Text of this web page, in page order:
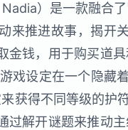
）是一款融合
来推进故事，揭
金钱，用于购买道
戏设定在一个隐藏
获得不同等级的护
过解开谜题来推动